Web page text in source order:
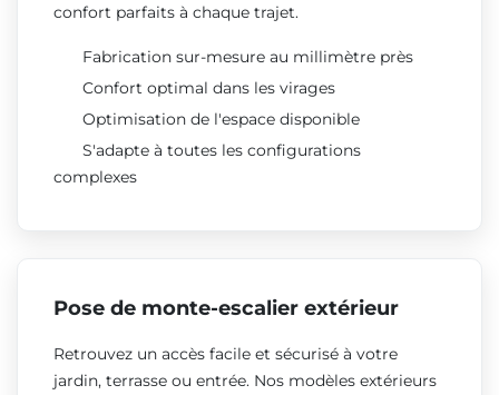
confort parfaits à chaque trajet.
Fabrication sur-mesure au millimètre près
Confort optimal dans les virages
Optimisation de l'espace disponible
S'adapte à toutes les configurations
complexes
Pose de monte-escalier extérieur
Retrouvez un accès facile et sécurisé à votre
jardin, terrasse ou entrée. Nos modèles extérieurs